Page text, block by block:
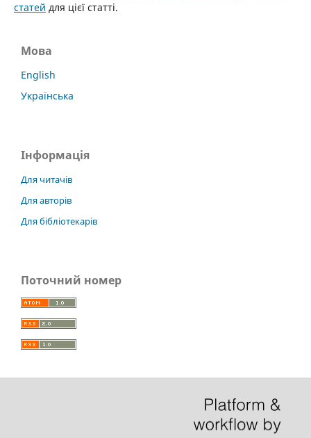
статей для цієї статті.
Мова
English
Українська
Інформація
Для читачів
Для авторів
Для бібліотекарів
Поточний номер